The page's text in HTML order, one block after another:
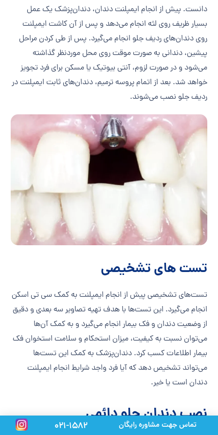
دانست. پیش از انجام ایمپلنت دندان، دندان‌پزشک یک عمل
بسیار ظریف روی لثه انجام می‌دهد و پس از آن کاشت ایمپلنت
روی دندان‌های ردیف جلو انجام می‌گیرد. پس از طی کردن مراحل
پیشین، دندانی به صورت موقت روی محل موردنظر گذاشته
می‌شود و در صورت لزوم، آنتی بیوتیک یا مسکن برای فرد تجویز
خواهد شد. بعد از اتمام پروسه ترمیم، دندان‌های ثابت ایمپلنت در
ردیف جلو نصب می‌شوند.
تست های تشخیصی
تست‌های تشخیصی پیش از انجام ایمپلنت به کمک سی تی اسکن
انجام می‌گیرد. این تست‌ها با هدف تهیه تصاویر سه بعدی و دقیق
از وضعیت دندان و فک بیمار انجام می‌گیرد و به کمک آن‌ها
می‌توان نسبت به کیفیت، میزان استحکام و سلامت استخوان فک
بیمار اطلاعات کسب کرد. دندان‌پزشک به کمک این تست‌ها
می‌تواند تشخیص دهد که آیا فرد واجد شرایط انجام ایمپلنت
دندان است یا خیر.
نصب دندان جلو دائمی
تماس جهت مشاوره رایگان 021-1582